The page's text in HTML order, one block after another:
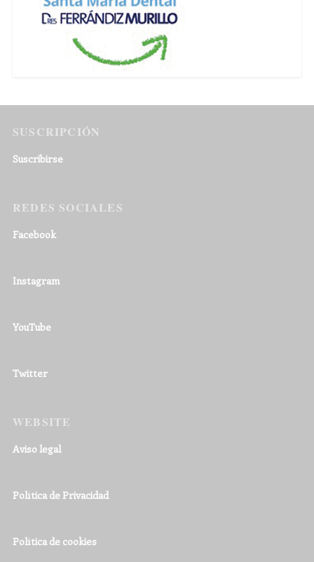
SUSCRIPCIÓN
Suscribirse
REDES SOCIALES
Facebook
Instagram
YouTube
Twitter
WEBSITE
Aviso legal
Política de Privacidad
Política de cookies